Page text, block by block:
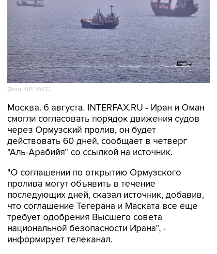
Фото: AP/ТАСС
Москва. 6 августа. INTERFAX.RU - Иран и Оман
смогли согласовать порядок движения судов
через Ормузский пролив, он будет
действовать 60 дней, сообщает в четверг
"Аль-Арабийя" со ссылкой на источник.
"О соглашении по открытию Ормузского
пролива могут объявить в течение
последующих дней, сказал источник, добавив,
что соглашение Тегерана и Маската все еще
требует одобрения Высшего совета
национальной безопасности Ирана", -
информирует телеканал.